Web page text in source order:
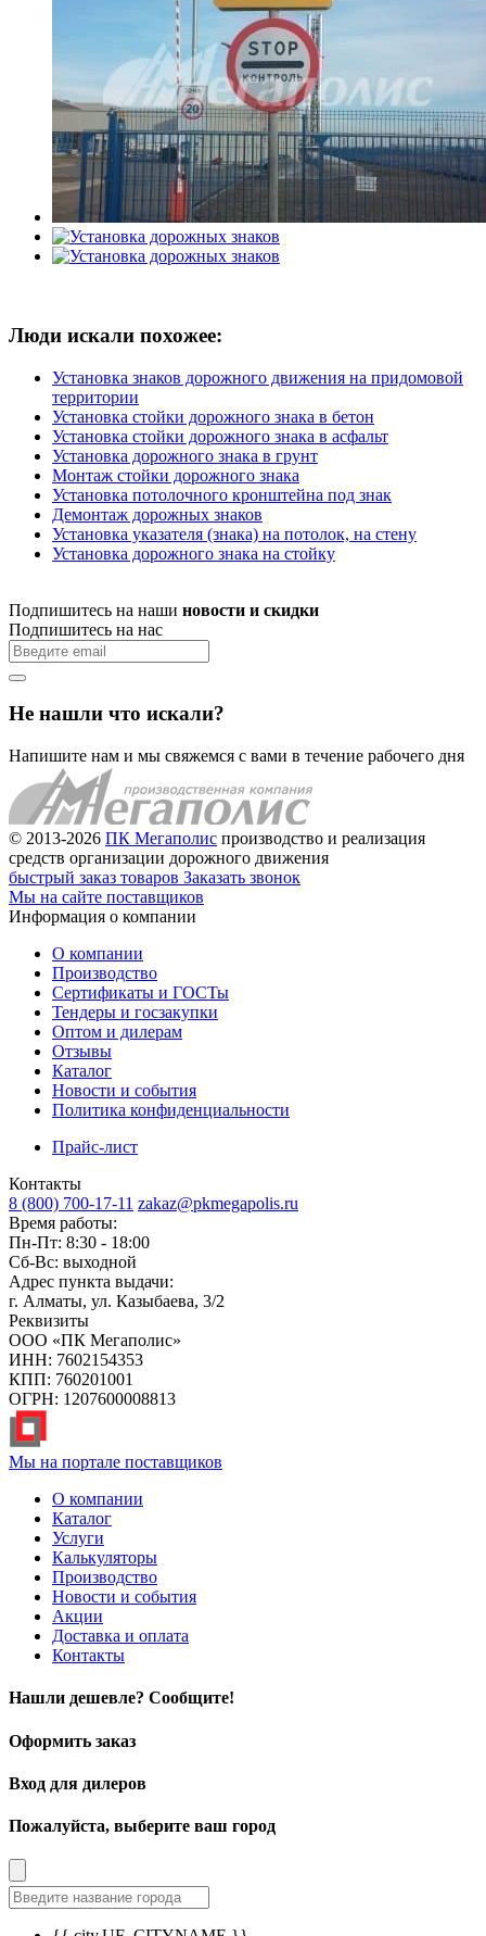
Люди искали похожее:
Установка знаков дорожного движения на придомовой
территории
Установка стойки дорожного знака в бетон
Установка стойки дорожного знака в асфальт
Установка дорожного знака в грунт
Монтаж стойки дорожного знака
Установка потолочного кронштейна под знак
Демонтаж дорожных знаков
Установка указателя (знака) на потолок, на стену
Установка дорожного знака на стойку
Подпишитесь на наши новости и скидки
Подпишитесь на нас
Не нашли что искали?
Напишите нам и мы свяжемся с вами в течение рабочего дня
© 2013-2026 ПК Мегаполис производство и реализация
средств организации дорожного движения
быстрый заказ товаров Заказать звонок
Мы на сайте поставщиков
Информация о компании
О компании
Производство
Сертификаты и ГОСТы
Тендеры и госзакупки
Оптом и дилерам
Отзывы
Каталог
Новости и события
Политика конфиденциальности
Прайс-лист
Контакты
8 (800) 700-17-11 zakaz@pkmegapolis.ru
Время работы:
Пн-Пт: 8:30 - 18:00
Сб-Вс: выходной
Адрес пункта выдачи:
г. Алматы, ул. Казыбаева, 3/2
Реквизиты
ООО «ПК Мегаполис»
ИНН: 7602154353
КПП: 760201001
ОГРН: 1207600008813
Мы на портале поставщиков
О компании
Каталог
Услуги
Калькуляторы
Производство
Новости и события
Акции
Доставка и оплата
Контакты
Нашли дешевле? Сообщите!
Оформить заказ
Вход для дилеров
Пожалуйста, выберите ваш город